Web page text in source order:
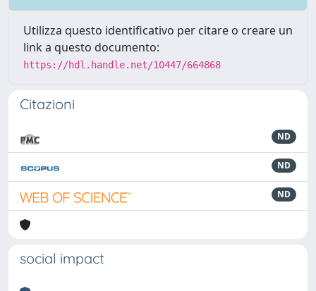
Utilizza questo identificativo per citare o creare un
link a questo documento:
https://hdl.handle.net/10447/664868
Citazioni
ND
ND
ND
social impact